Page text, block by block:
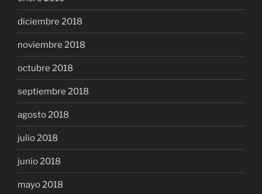
diciembre 2018
noviembre 2018
octubre 2018
septiembre 2018
agosto 2018
julio 2018
junio 2018
mayo 2018